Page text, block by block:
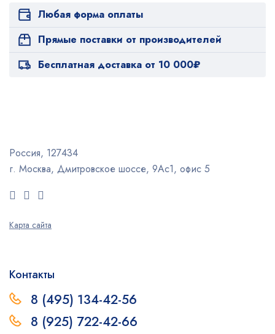
Любая форма оплаты
Прямые поставки от производителей
Бесплатная доставка от 10 000₽
Россия, 127434
г. Москва, Дмитровское шоссе, 9Ас1, офис 5
Карта сайта
Контакты
8 (495) 134-42-56
8 (925) 722-42-66